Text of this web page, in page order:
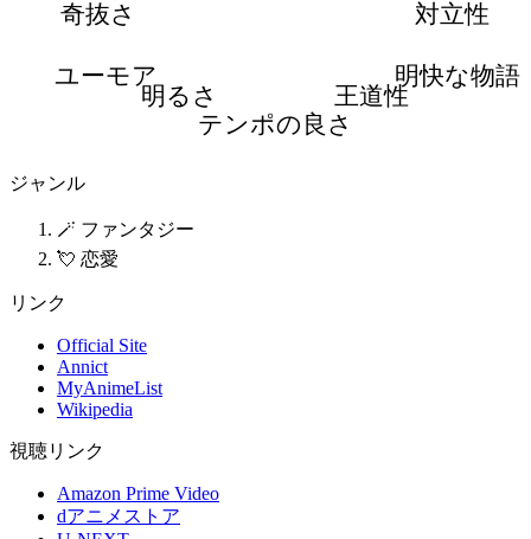
対立性
明快な物語
王道性
テンポの良さ
明るさ
ユーモア
奇抜さ
ジャンル
🪄 ファンタジー
💘 恋愛
リンク
Official Site
Annict
MyAnimeList
Wikipedia
視聴リンク
Amazon Prime Video
dアニメストア